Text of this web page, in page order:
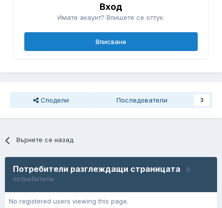
Вход
Имате акаунт? Впишете се оттук.
Вписване
Сподели Последователи 3
Върнете се назад
Потребители разглеждащи страницата
0
потребители
No registered users viewing this page.